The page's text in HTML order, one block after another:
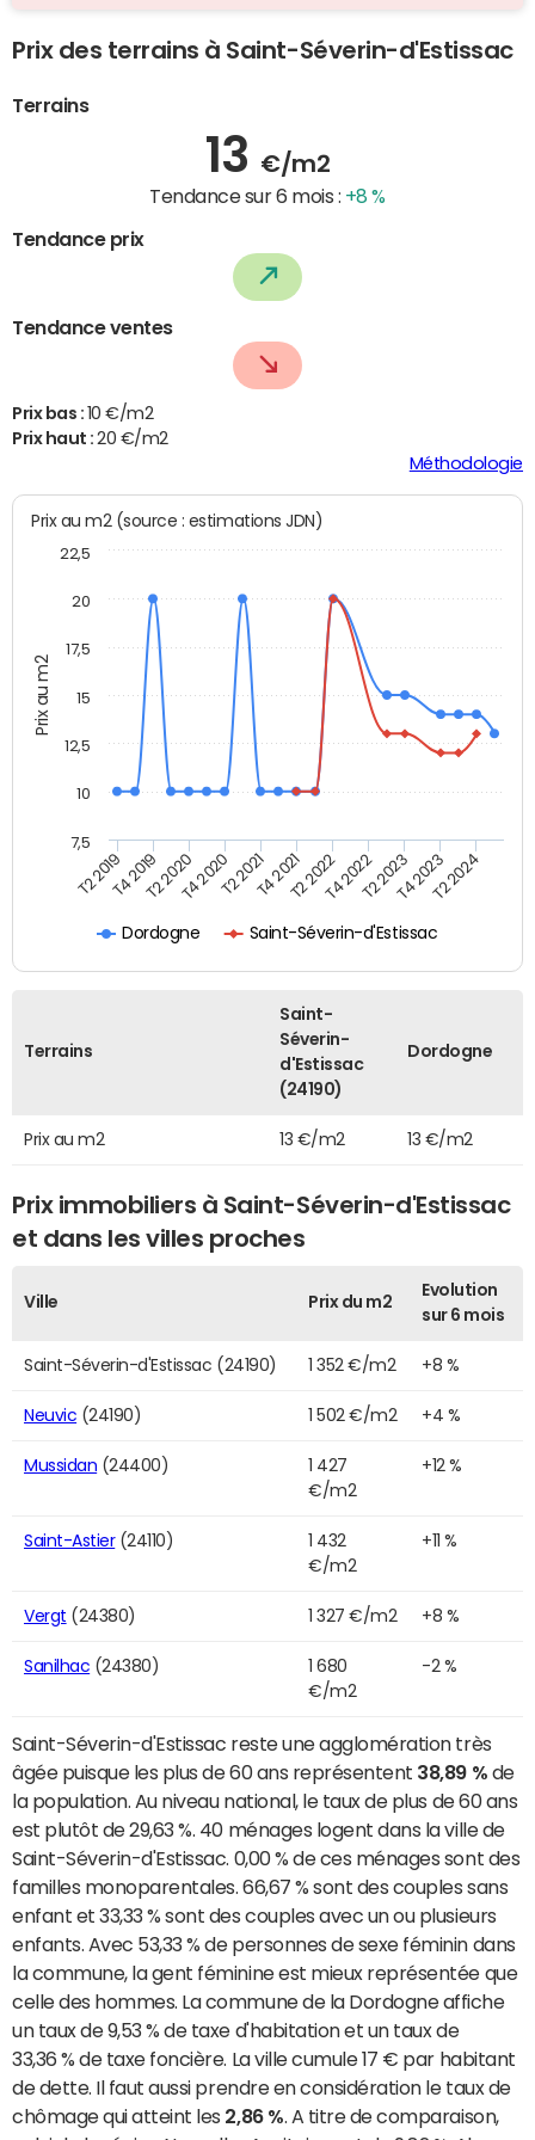
Prix des terrains à Saint-Séverin-d'Estissac
Terrains
13 €/m2
Tendance sur 6 mois : +8 %
Tendance prix
Tendance ventes
Prix bas : 10 €/m2
Prix haut :20 €/m2
Méthodologie
Prix au m2
Prix au m2 (source : estimations JDN)
Dordogne Saint-Séverin-d'Estissac
T2 2019T4 2019T2 2020T4 2020T2 2021T4 2021T2 2022T4 2022T2 2023T4 2023T2 2024
7,5
10
12,5
15
17,5
20
22,5
Terrains
Saint-
Séverin-
d'Estissac
(24190)
Dordogne
Prix au m2 13 €/m2 13 €/m2
Prix immobiliers à Saint-Séverin-d'Estissac
et dans les villes proches
Ville Prix du m2
Evolution
sur 6 mois
Saint-Séverin-d'Estissac (24190) 1 352 €/m2 +8 %
Neuvic (24190) 1 502 €/m2 +4 %
Mussidan (24400)
1 427
€/m2
+12 %
Saint-Astier(24110)
1 432
€/m2
+11 %
Vergt (24380) 1 327 €/m2 +8 %
Sanilhac (24380)
1 680
€/m2
-2 %
Saint-Séverin-d'Estissac reste une agglomération très
âgée puisque les plus de 60 ans représentent 38,89 % de
la population. Au niveau national, le taux de plus de 60 ans
est plutôt de 29,63 %. 40 ménages logent dans la ville de
Saint-Séverin-d'Estissac. 0,00 % de ces ménages sont des
familles monoparentales. 66,67 % sont des couples sans
enfant et 33,33 % sont des couples avec un ou plusieurs
enfants. Avec 53,33 % de personnes de sexe féminin dans
la commune, la gent féminine est mieux représentée que
celle des hommes. La commune de la Dordogne affiche
un taux de 9,53 % de taxe d'habitation et un taux de
33,36 % de taxe foncière. La ville cumule 17 € par habitant
de dette. Il faut aussi prendre en considération le taux de
chômage qui atteint les 2,86 % . A titre de comparaison,